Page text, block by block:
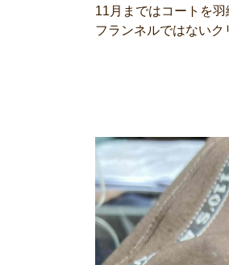
11月まではコートを
フランネルではない